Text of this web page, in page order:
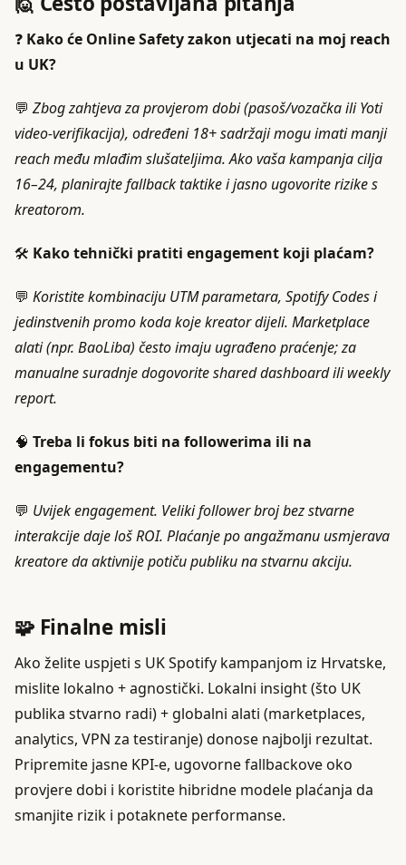
❓ Kako će Online Safety zakon utjecati na moj reach
u UK?
💬 Zbog zahtjeva za provjerom dobi (pasoš/vozačka ili Yoti
video-verifikacija), određeni 18+ sadržaji mogu imati manji
reach među mlađim slušateljima. Ako vaša kampanja cilja
16–24, planirajte fallback taktike i jasno ugovorite rizike s
kreatorom.
🛠️ Kako tehnički pratiti engagement koji plaćam?
💬 Koristite kombinaciju UTM parametara, Spotify Codes i
jedinstvenih promo koda koje kreator dijeli. Marketplace
alati (npr. BaoLiba) često imaju ugrađeno praćenje; za
manualne suradnje dogovorite shared dashboard ili weekly
report.
🧠 Treba li fokus biti na followerima ili na
engagementu?
💬 Uvijek engagement. Veliki follower broj bez stvarne
interakcije daje loš ROI. Plaćanje po angažmanu usmjerava
kreatore da aktivnije potiču publiku na stvarnu akciju.
🧩 Finalne misli
Ako želite uspjeti s UK Spotify kampanjom iz Hrvatske,
mislite lokalno + agnostički. Lokalni insight (što UK
publika stvarno radi) + globalni alati (marketplaces,
analytics, VPN za testiranje) donose najbolji rezultat.
Pripremite jasne KPI-e, ugovorne fallbackove oko
provjere dobi i koristite hibridne modele plaćanja da
smanjite rizik i potaknete performanse.